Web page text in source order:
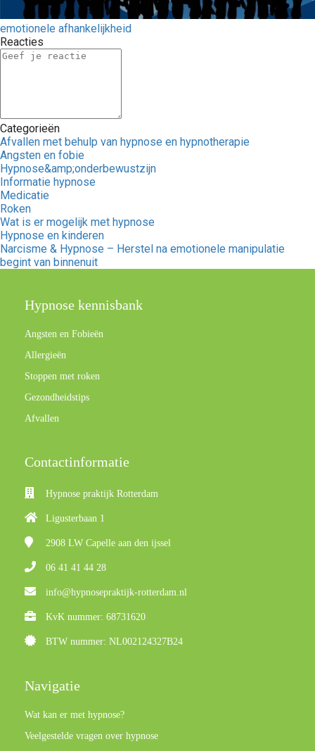
emotionele afhankelijkheid
Reacties
Categorieën
Afvallen met behulp van hypnose en hypnotherapie
Angsten en fobie
Hypnose&amp;onderbewustzijn
Informatie hypnose
Medicatie
Roken
Wat is er mogelijk met hypnose
Hypnose en kinderen
Narcisme & Hypnose – Herstel na emotionele manipulatie
begint van binnenuit
Hypnose kennisbank
Angsten en Fobieën
Allergieën
Stoppen met roken
Gezondheidstips
Afvallen
Contactinformatie
Hypnose praktijk Rotterdam
Ligusterbaan 1
2908 LW Capelle aan den ijssel
06 41 41 44 28
info@hypnosepraktijk-rotterdam.nl
KvK nummer: 68731620
BTW nummer: NL002124327B24
Navigatie
Wat kan er met hypnose?
Veelgestelde vragen over hypnose